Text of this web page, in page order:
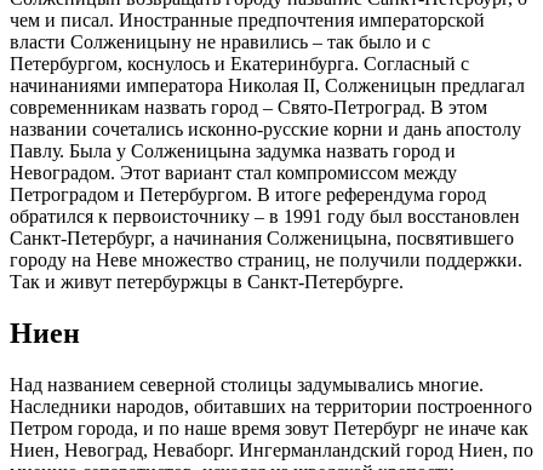
чем и писал. Иностранные предпочтения императорской
власти Солженицыну не нравились – так было и с
Петербургом, коснулось и Екатеринбурга. Согласный с
начинаниями императора Николая II, Солженицын предлагал
современникам назвать город – Свято-Петроград. В этом
названии сочетались исконно-русские корни и дань апостолу
Павлу. Была у Солженицына задумка назвать город и
Невоградом. Этот вариант стал компромиссом между
Петроградом и Петербургом. В итоге референдума город
обратился к первоисточнику – в 1991 году был восстановлен
Санкт-Петербург, а начинания Солженицына, посвятившего
городу на Неве множество страниц, не получили поддержки.
Так и живут петербуржцы в Санкт-Петербурге.
Ниен
Над названием северной столицы задумывались многие.
Наследники народов, обитавших на территории построенного
Петром города, и по наше время зовут Петербург не иначе как
Ниен, Невоград, Неваборг. Ингерманландский город Ниен, по